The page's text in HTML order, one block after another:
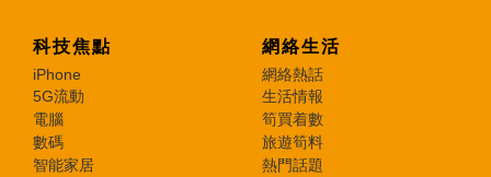
科技焦點
iPhone
5G流動
電腦
數碼
智能家居
網絡生活
網絡熱話
生活情報
筍買着數
旅遊筍料
熱門話題